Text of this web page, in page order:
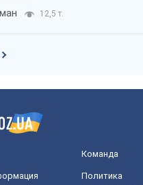
12,5 т.
Команда
Политика